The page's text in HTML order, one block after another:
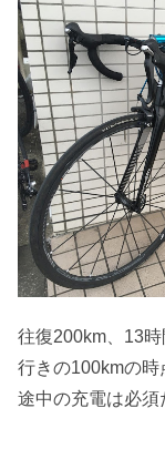
往復200km、13時
行きの100kmの時
途中の充電は必須